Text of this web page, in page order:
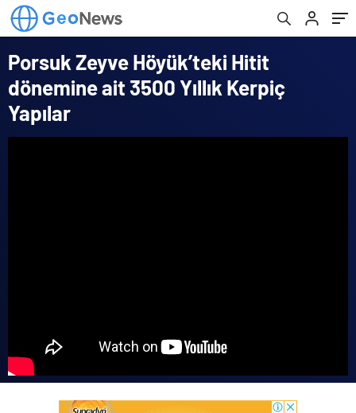
Porsuk Zeyve Höyük’teki Hitit
dönemine ait 3500 Yıllık Kerpiç
Yapılar